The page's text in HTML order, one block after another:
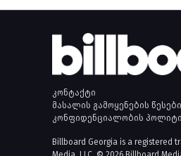
კონტაქტი
მასალის გამოყენების წესები
კონფიდენციალობის
Billboard Georgia is a registered